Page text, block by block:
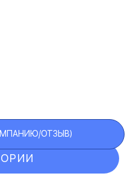
ОТЗЫВ)